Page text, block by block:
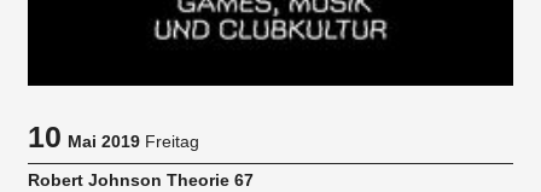
10Mai 2019 Freitag
Robert Johnson Theorie 67